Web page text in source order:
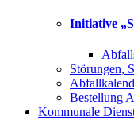
Initiative
Störungen,
Bestellung
Kommunale